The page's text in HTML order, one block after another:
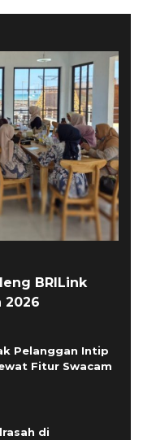
BRILink
2026
Pelanggan Intip
Fitur Swacam
di